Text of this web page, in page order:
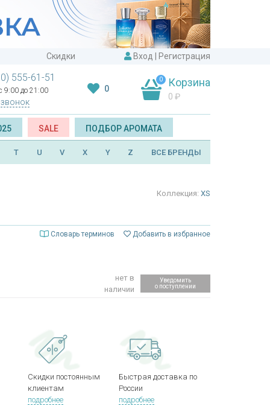
Скидки Вход Регистрация
555-61-51
9:00 до 21:00 0
0 Корзина
0 ₽
SALE ПОДБОР АРОМАТА
T U V X Y Z ВСЕ БРЕНДЫ
Коллекция: XS
Словарь терминов Добавить в избранное
нет в
наличии
Уведомить
о поступлении
Скидки постоянным
клиентам
подробнее
Быстрая доставка по
России
подробнее